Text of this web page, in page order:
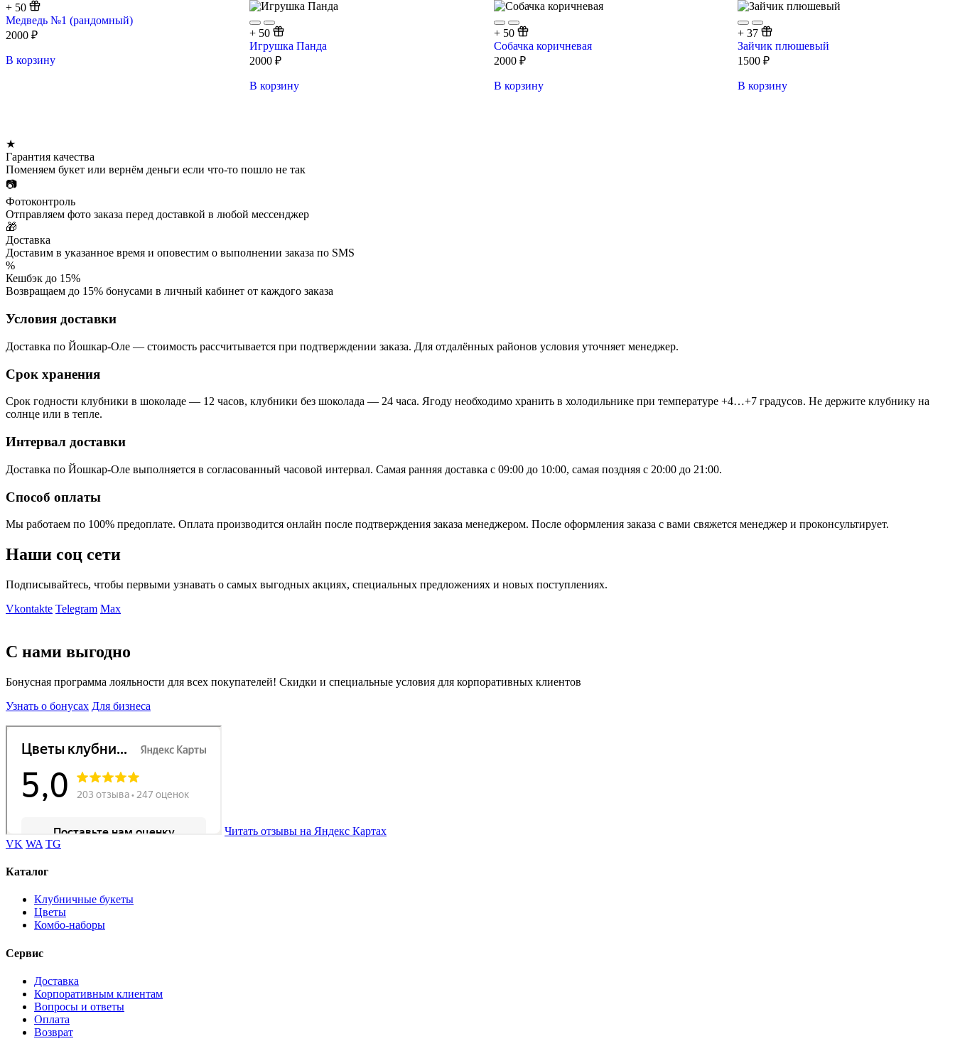
+ 50
Медведь №1 (рандомный)
2000 ₽
В корзину
+ 50
Игрушка Панда
2000₽
В корзину
+ 50
Собачка коричневая
2000 ₽
В корзину
+ 37
Зайчик плюшевый
1500 ₽
В корзину
★
Гарантия качества
Поменяем букет или вернём деньги если что-то пошло не так
📷
Фотоконтроль
Отправляем фото заказа перед доставкой в любой мессенджер
🎁
Доставка
Доставим в указанное время и оповестим о выполнении заказа по SMS
%
Кешбэк до 15%
Возвращаем до 15% бонусами в личный кабинет от каждого заказа
Условия доставки
Доставка по Йошкар-Оле — стоимость рассчитывается при подтверждении заказа. Для отдалённых районов условия уточняет менеджер.
Срок хранения
Срок годности клубники в шоколаде — 12 часов, клубники без шоколада — 24 часа. Ягоду необходимо хранить в холодильнике при температуре +4…+7 градусов. Не держите клубнику на
солнце или в тепле.
Интервал доставки
Доставка по Йошкар-Оле выполняется в согласованный часовой интервал. Самая ранняя доставка с 09:00 до 10:00, самая поздняя с 20:00 до 21:00.
Способ оплаты
Мы работаем по 100% предоплате. Оплата производится онлайн после подтверждения заказа менеджером. После оформления заказа с вами свяжется менеджер и проконсультирует.
Наши соц сети
Подписывайтесь, чтобы первыми узнавать о самых выгодных акциях, специальных предложениях и новых поступлениях.
Vkontakte Telegram Max
С нами выгодно
Бонусная программа лояльности для всех покупателей! Скидки и специальные условия для корпоративных клиентов
Узнать о бонусах Для бизнеса
Читать отзывы на Яндекс Картах
VK WA TG
Каталог
Клубничные букеты
Цветы
Комбо-наборы
Сервис
Доставка
Корпоративным клиентам
Вопросы и ответы
Оплата
Возврат